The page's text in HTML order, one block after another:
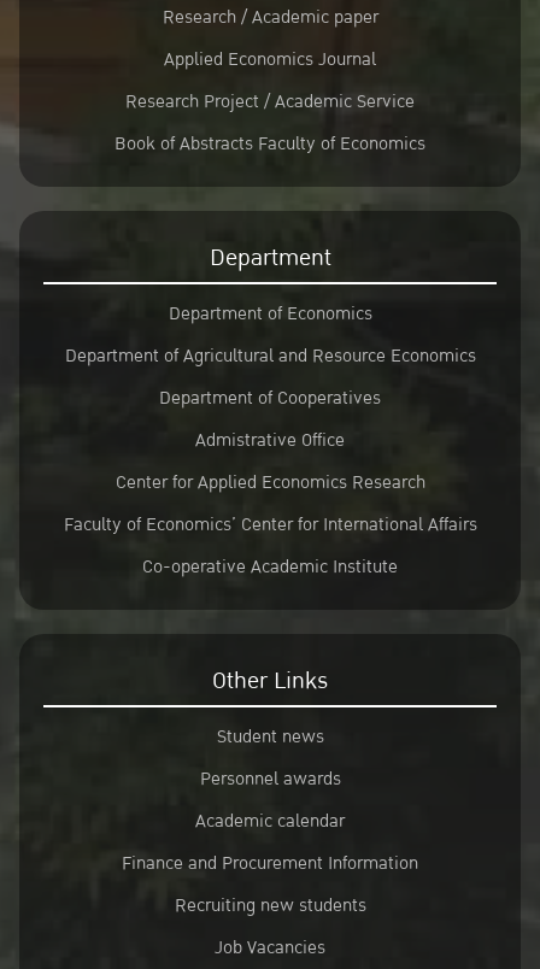
Research / Academic paper
Applied Economics Journal
Research Project / Academic Service
Book of Abstracts Faculty of Economics
Department
Department of Economics
Department of Agricultural and Resource Economics
Department of Cooperatives
Admistrative Office
Center for Applied Economics Research
Faculty of Economics’ Center for International Affairs
Co-operative Academic Institute
Other Links
Student news
Personnel awards
Academic calendar
Finance and Procurement Information
Recruiting new students
Job Vacancies